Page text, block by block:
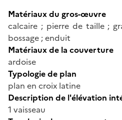
Matériaux du gros-œuvre
calcaire ; pierre de taille ;
bossage ; enduit
Matériaux de la couverture
ardoise
Typologie de plan
plan en croix latine
Description de l'élévation
1 vaisseau